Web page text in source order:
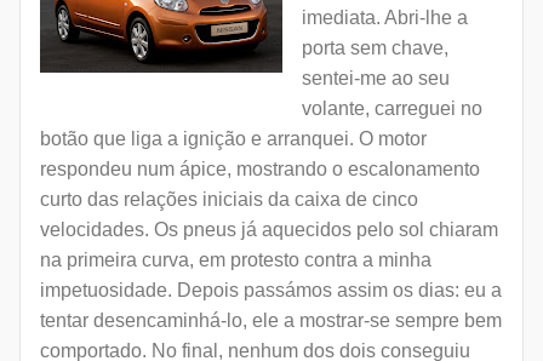
imediata. Abri-lhe a
porta sem chave,
sentei-me ao seu
volante, carreguei no
botão que liga a ignição e arranquei. O motor
respondeu num ápice, mostrando o escalonamento
curto das relações iniciais da caixa de cinco
velocidades. Os pneus já aquecidos pelo sol chiaram
na primeira curva, em protesto contra a minha
impetuosidade. Depois passámos assim os dias: eu a
tentar desencaminhá-lo, ele a mostrar-se sempre bem
comportado. No final, nenhum dos dois conseguiu